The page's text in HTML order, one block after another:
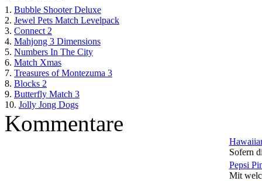
1. Bubble Shooter Deluxe
2. Jewel Pets Match Levelpack
3. Connect 2
4. Mahjong 3 Dimensions
5. Numbers In The City
6. Match Xmas
7. Treasures of Montezuma 3
8. Blocks 2
9. Butterfly Match 3
10. Jolly Jong Dogs
Kommentare
Sofern
Pepsi
Mit